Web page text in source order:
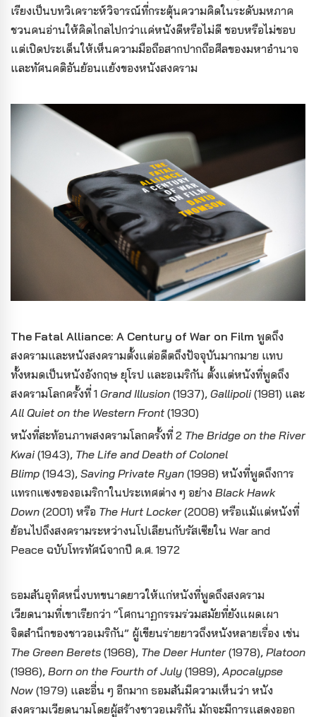
เรียงเป็นบทวิเคราะห์วิจารณ์ที่กระตุ้นความคิดในระดับมหภาค
ชวนคนอ่านให้คิดไกลไปกว่าแค่หนังดีหรือไม่ดี ชอบหรือไม่ชอบ
แต่เปิดประเด็นให้เห็นความมือถือสากปากถือศีลของมหาอำนาจ
และทัศนคติอันย้อนแย้งของหนังสงคราม
The Fatal Alliance: A Century of War on Film พูดถึง
สงครามและหนังสงครามตั้งแต่อดีตถึงปัจจุบันมากมาย แทบ
ทั้งหมดเป็นหนังอังกฤษ ยุโรป และอเมริกัน ตั้งแต่หนังที่พูดถึง
สงครามโลกครั้งที่ 1 Grand Illusion (1937), Gallipoli(1981) และ
All Quiet on the Western Front (1930)
หนังที่สะท้อนภาพสงครามโลกครั้งที่ 2 The Bridge on the River
Kwai(1943), The Life and Death of Colonel
Blimp (1943), Saving Private Ryan (1998) หนังที่พูดถึงการ
แทรกแซงของอเมริกาในประเทศต่าง ๆ อย่าง Black Hawk
Down (2001) หรือ The Hurt Locker(2008) หรือแม้แต่หนังที่
ย้อนไปถึงสงครามระหว่างนโปเลียนกับรัสเซียใน War and
Peace ฉบับโทรทัศน์จากปี ค.ศ. 1972
ธอมสันอุทิศหนึ่งบทขนาดยาวให้แก่หนังที่พูดถึงสงคราม
เวียดนามที่เขาเรียกว่า “โศกนาฏกรรมร่วมสมัยที่ยังแผดเผา
จิตสำนึกของชาวอเมริกัน” ผู้เขียนร่ายยาวถึงหนังหลายเรื่อง เช่น
The Green Berets (1968), The Deer Hunter(1978), Platoon
(1986), Born on the Fourth of July (1989),Apocalypse
Now (1979) และอื่น ๆ อีกมาก ธอมสันมีความเห็นว่า หนัง
สงครามเวียดนามโดยผู้สร้างชาวอเมริกัน มักจะมีการแสดงออก